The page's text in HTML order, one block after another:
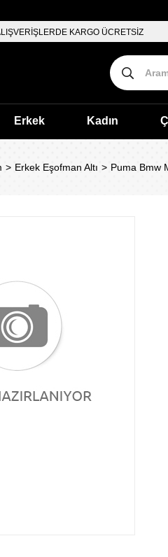
KARGO ÜCRETSİZ
Erkek Kadın
Erkek Eşofman Altı Puma Bmw